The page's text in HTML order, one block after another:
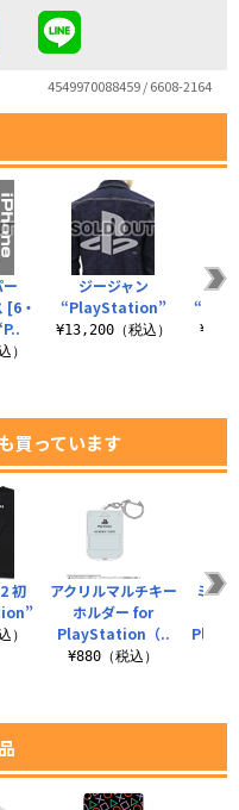
4549970088459 / 6608-2164
[6・
）
ジージャン
“PlayStation”
¥13,200（税込）
T
買っています
初
）
アクリルマルチキー
ホルダー for
PlayStation（..
¥880（税込）
ミニ